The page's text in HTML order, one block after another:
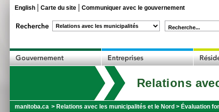
English Carte du site Communiquer avec le gouvernement
Recherche...
Relations
manitoba.ca > Relations avec les municipalités et le Nord > Évaluation